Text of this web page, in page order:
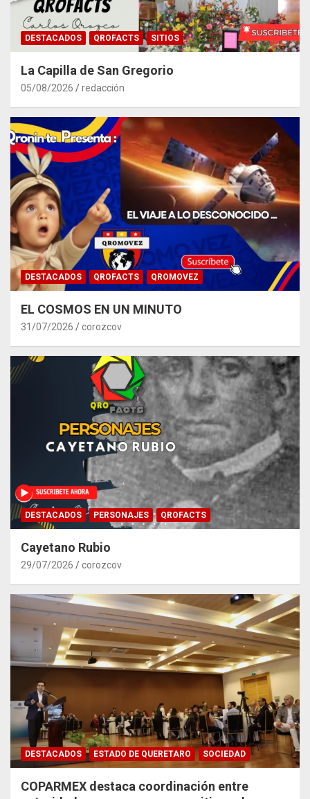
DESTACADOS QROFACTS SITIOS
La Capilla de San Gregorio
05/08/2026 redacción
DESTACADOS QROFACTS QROMOVEZ
EL COSMOS EN UN MINUTO
31/07/2026 corozcov
DESTACADOS PERSONAJES QROFACTS
Cayetano Rubio
29/07/2026 corozcov
DESTACADOS ESTADO DE QUERETARO SOCIEDAD
COPARMEX destaca coordinación entre